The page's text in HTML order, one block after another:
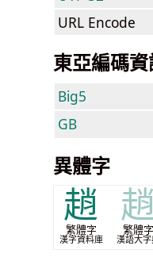
URL Encode
東亞編碼
Big5
GB
異體字
趙
繁體字
漢字資料庫
趙
繁體字
漢語大字